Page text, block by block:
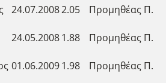
24.07.20082.05 Προμηθέας Π.
24.05.20081.88 Προμηθέας Π.
01.06.20091.98 Προμηθέας Π.